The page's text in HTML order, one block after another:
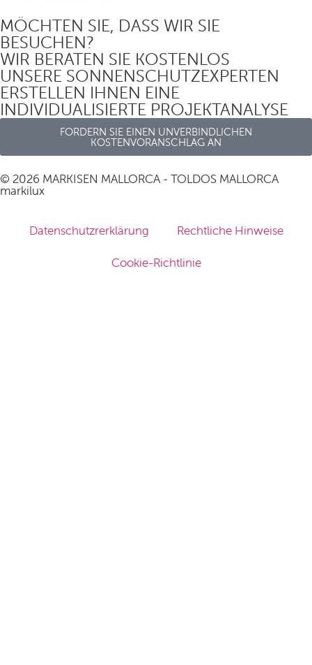
MÖCHTEN SIE, DASS WIR SIE
BESUCHEN?
WIR BERATEN SIE KOSTENLOS
UNSERE SONNENSCHUTZEXPERTEN
ERSTELLEN IHNEN EINE
INDIVIDUALISIERTE PROJEKTANALYSE
FORDERN SIE EINEN UNVERBINDLICHEN
KOSTENVORANSCHLAG AN
© 2026 MARKISEN MALLORCA - TOLDOS MALLORCA
markilux
Datenschutzrerklärung Rechtliche Hinweise
Cookie-Richtlinie